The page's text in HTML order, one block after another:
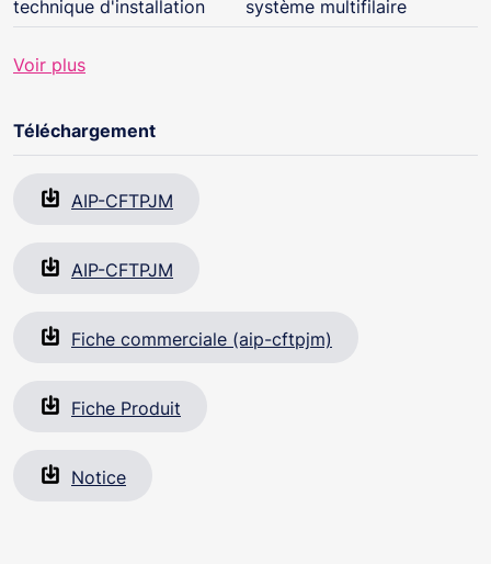
technique d'installation système multifilaire
Voir plus
Téléchargement
AIP-CFTPJM
AIP-CFTPJM
Fiche commerciale (aip-cftpjm)
Fiche Produit
Notice